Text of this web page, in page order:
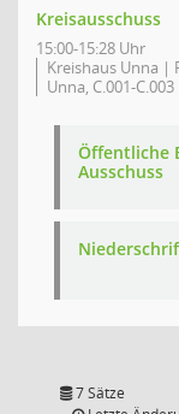
Kreisausschuss
15:00-15:28 Uhr
Kreishaus Unna |
Unna, C.001-C.003
Öffentliche
Ausschuss
7 Sätze